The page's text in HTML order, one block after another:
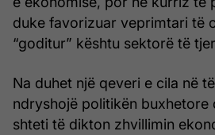
duke favorizuar veprimtari të
“goditur” kështu sektorë të
Na duhet një qeveri e cila në
ndryshojë politikën buxhetore
shteti të dikton zhvillimin